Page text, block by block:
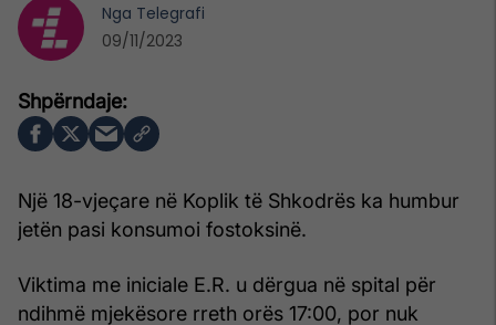
Një 18-vjeçare në Koplik të Shkodrës ka humbur
jetën pasi konsumoi fostoksinë.
Viktima me iniciale E.R. u dërgua në spital për
ndihmë mjekësore rreth orës 17:00, por nuk
Nga Telegrafi
09/11/2023